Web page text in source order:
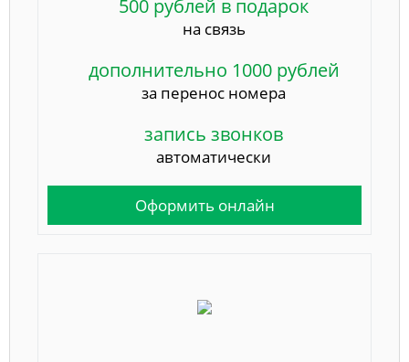
500 рублей в подарок
на связь
дополнительно 1000 рублей
за перенос номера
запись звонков
автоматически
Оформить онлайн